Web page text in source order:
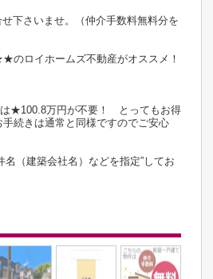
下さいませ。（仲介手数料無料分を
のロイホームズ不動産がオススメ！
は★100.8万円が不要！ とってもお得
続きは通常と同様ですのでご安心
（建築会社名）などを指定”してお